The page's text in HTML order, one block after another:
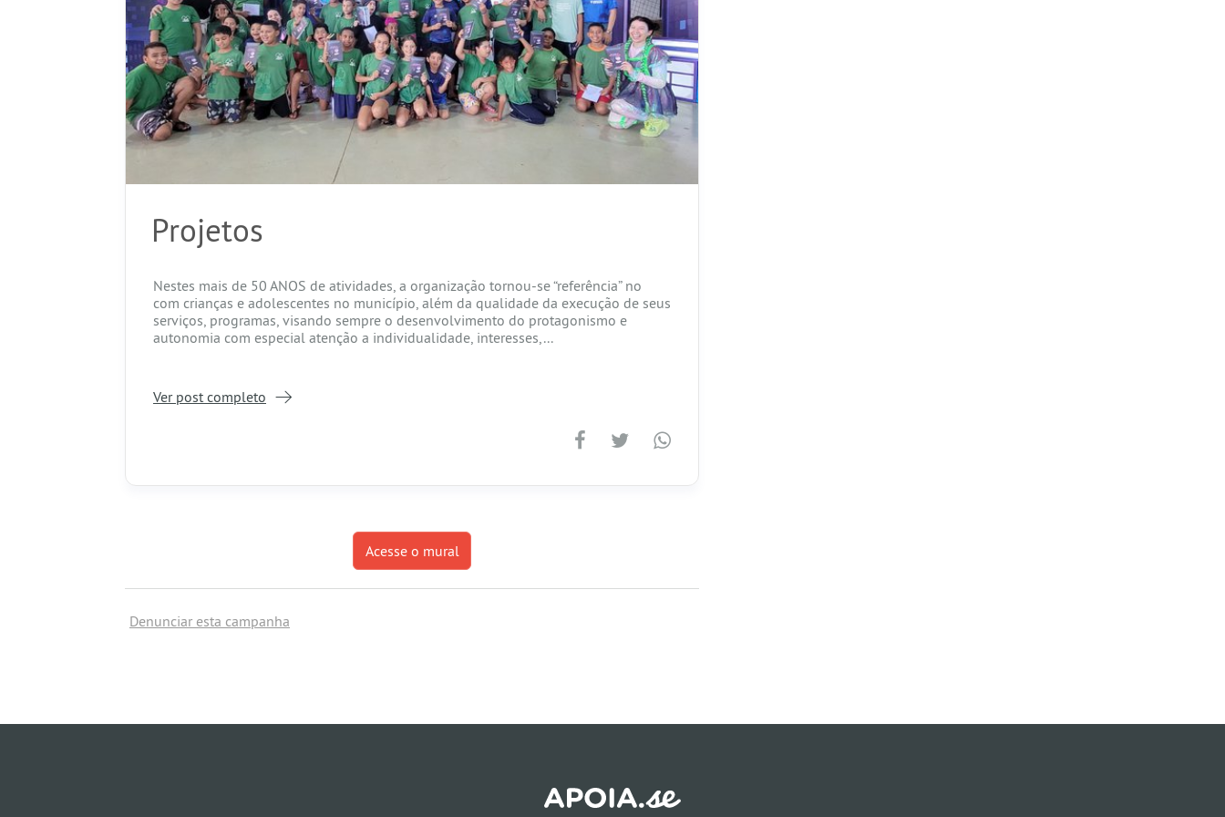
Projetos
Nestes mais de 50 ANOS de atividades, a organização tornou-se “referência” no
com crianças e adolescentes no município, além da qualidade da execução de seus
serviços, programas, visando sempre o desenvolvimento do protagonismo e
autonomia com especial atenção a individualidade, interesses,...
Ver post completo
Acesse o mural
Denunciar esta campanha